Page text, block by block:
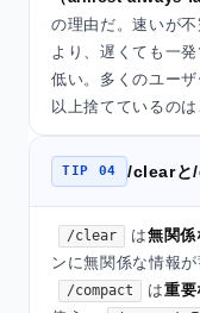
の理由だ。速いが
より、遅くても一
低い。多くのユー
以上捨てているのは
TIP 04 /clearと
/clear は無関係
ンに無関係な情報
/compact は重